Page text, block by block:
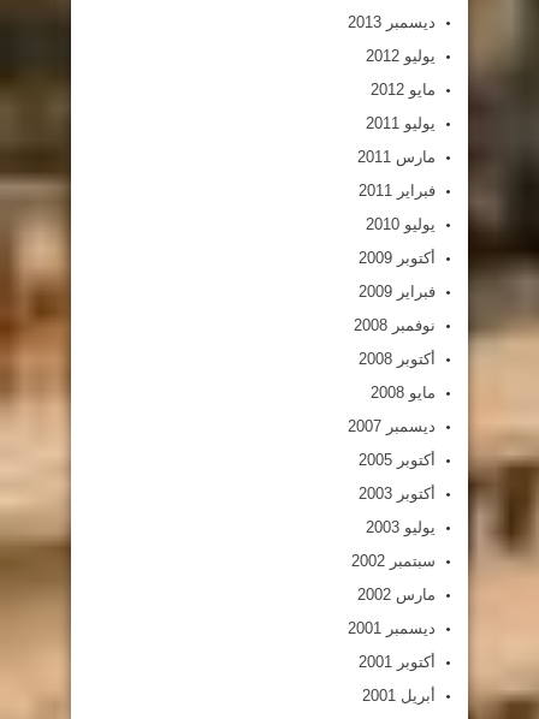
ديسمبر 2013
يوليو 2012
مايو 2012
يوليو 2011
مارس 2011
فبراير 2011
يوليو 2010
أكتوبر 2009
فبراير 2009
نوفمبر 2008
أكتوبر 2008
مايو 2008
ديسمبر 2007
أكتوبر 2005
أكتوبر 2003
يوليو 2003
سبتمبر 2002
مارس 2002
ديسمبر 2001
أكتوبر 2001
أبريل 2001